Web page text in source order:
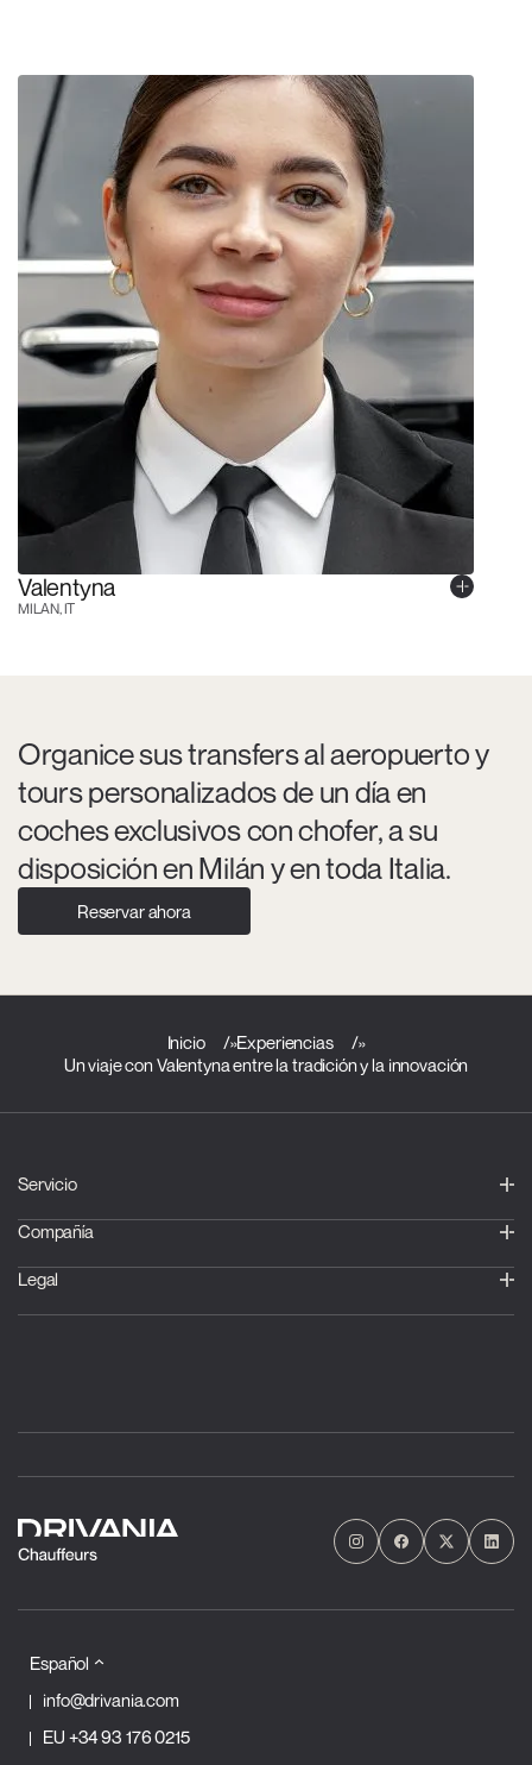
Valentyna
MILAN, IT
Organice sus transfers al aeropuerto y
tours personalizados de un día en
coches exclusivos con chofer, a su
disposición en Milán y en toda Italia.
Reservar ahora
Inicio »Experiencias
»
Un viaje con Valentyna entre la tradición y la innovación
Servicio
Compañía
Legal
Español
info@drivania.com
EU +34 93 176 0215